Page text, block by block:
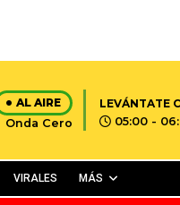
AL AIRE
Onda Cero
LEVÁNTATE
05:00 -
VIRALES MÁS